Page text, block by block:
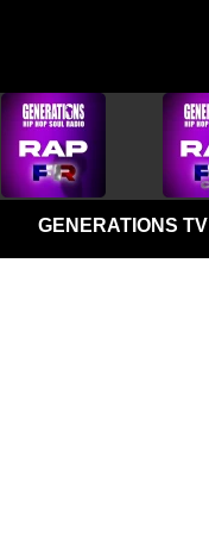
GENERATIONS TV